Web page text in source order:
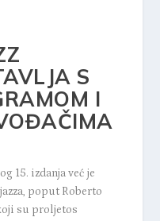
S
I
15. izdanja već je
poput Roberto
su proljetos